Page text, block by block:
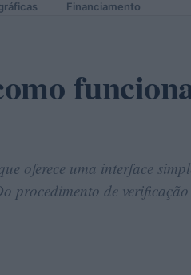
Financiamento
oferece uma interface
procedimento de verificação